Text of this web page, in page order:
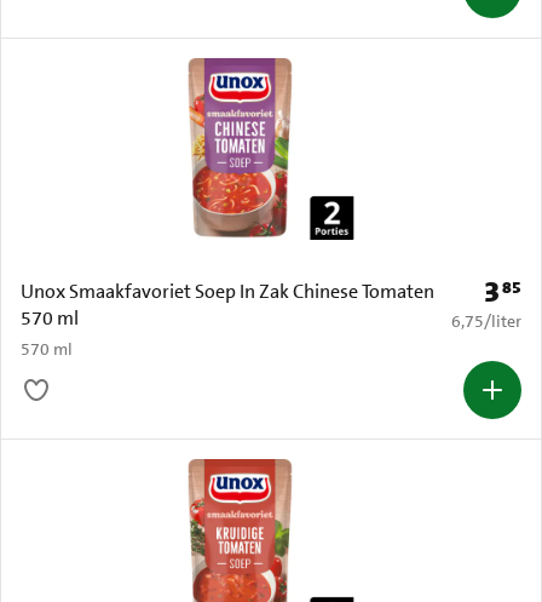
Unox Smaakfavoriet Soep In Zak Chinese Tomaten
570 ml
570 ml
Prijs:
385
€ 6,75 per
6,75/liter